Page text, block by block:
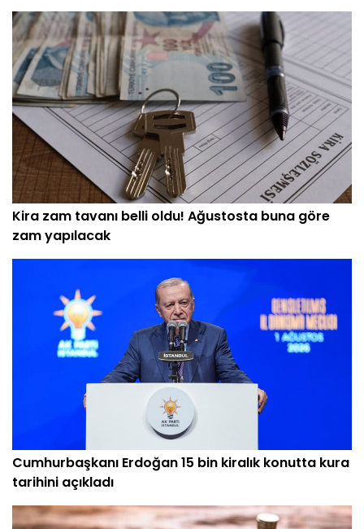
Kira zam tavanı belli oldu! Ağustosta buna göre
zam yapılacak
Cumhurbaşkanı Erdoğan 15 bin kiralık konutta kura
tarihini açıkladı